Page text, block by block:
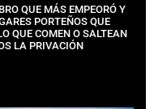
QUE MÁS EMPEORÓ Y
PORTEÑOS QUE
QUE COMEN O SALTEAN
LA PRIVACIÓN